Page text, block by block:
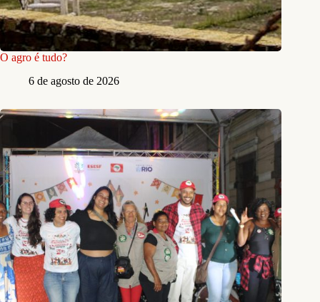
O agro é tudo?
6 de agosto de 2026